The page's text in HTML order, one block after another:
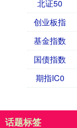
北证50
创业板指
基金指数
国债指数
期指IC0
话题标签